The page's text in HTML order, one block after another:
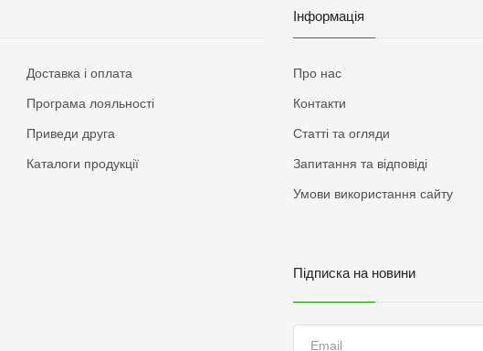
Доставка і оплата
Програма лояльності
Приведи друга
Каталоги продукції
Інформація
Про нас
Контакти
Статті та огляди
Запитання та відповіді
Умови використання сайту
Підписка на новини